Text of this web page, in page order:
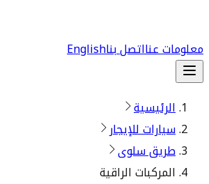
معلومات عنااتصل بناEnglish
الرئيسية
سيارات للإيجار
طريق سلوى
المركبات الراقية